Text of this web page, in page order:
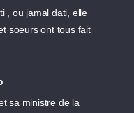
, ou jamal dati, elle
soeurs ont tous fait
sa ministre de la